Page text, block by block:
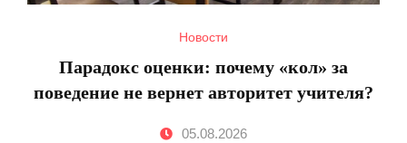
Новости
Парадокс оценки: почему «кол» за
поведение не вернет авторитет учителя?
05.08.2026